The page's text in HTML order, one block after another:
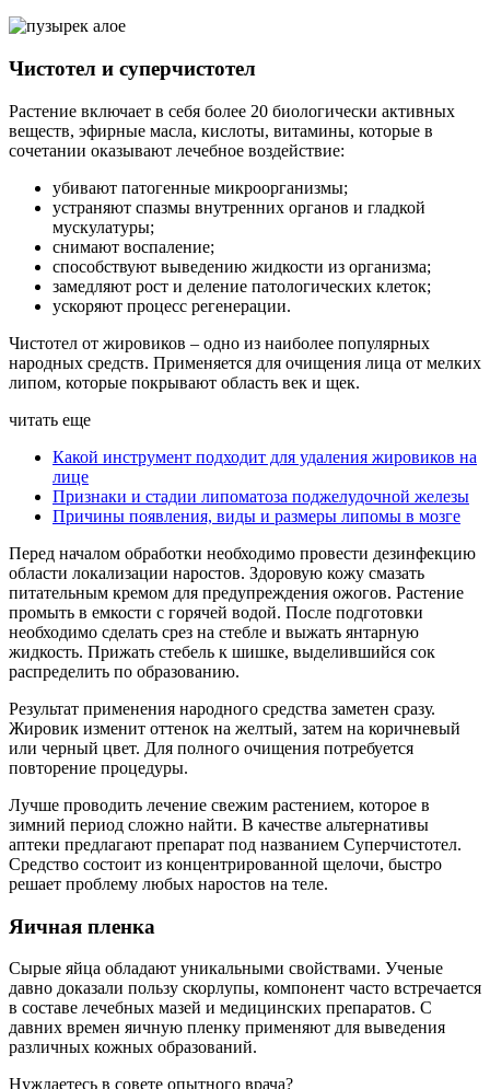
Чистотел и суперчистотел
Растение включает в себя более 20 биологически активных
веществ, эфирные масла, кислоты, витамины, которые в
сочетании оказывают лечебное воздействие:
убивают патогенные микроорганизмы;
устраняют спазмы внутренних органов и гладкой
мускулатуры;
снимают воспаление;
способствуют выведению жидкости из организма;
замедляют рост и деление патологических клеток;
ускоряют процесс регенерации.
Чистотел от жировиков – одно из наиболее популярных
народных средств. Применяется для очищения лица от мелких
липом, которые покрывают область век и щек.
читать еще
Какой инструмент подходит для удаления жировиков на
лице
Признаки и стадии липоматоза поджелудочной железы
Причины появления, виды и размеры липомы в мозге
Перед началом обработки необходимо провести дезинфекцию
области локализации наростов. Здоровую кожу смазать
питательным кремом для предупреждения ожогов. Растение
промыть в емкости с горячей водой. После подготовки
необходимо сделать срез на стебле и выжать янтарную
жидкость. Прижать стебель к шишке, выделившийся сок
распределить по образованию.
Результат применения народного средства заметен сразу.
Жировик изменит оттенок на желтый, затем на коричневый
или черный цвет. Для полного очищения потребуется
повторение процедуры.
Лучше проводить лечение свежим растением, которое в
зимний период сложно найти. В качестве альтернативы
аптеки предлагают препарат под названием Суперчистотел.
Средство состоит из концентрированной щелочи, быстро
решает проблему любых наростов на теле.
Яичная пленка
Сырые яйца обладают уникальными свойствами. Ученые
давно доказали пользу скорлупы, компонент часто встречается
в составе лечебных мазей и медицинских препаратов. С
давних времен яичную пленку применяют для выведения
различных кожных образований.
Нуждаетесь в совете опытного врача?